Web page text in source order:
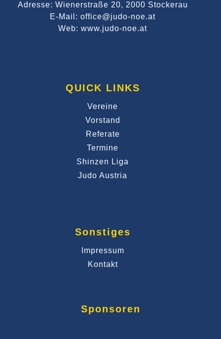
Adresse: Wienerstraße 20, 2000 Stockerau
E-Mail: office@judo-noe.at
Web: www.judo-noe.at
QUICK LINKS
Vereine
Vorstand
Referate
Termine
Shinzen Liga
Judo Austria
Sonstiges
Impressum
Kontakt
Sponsoren